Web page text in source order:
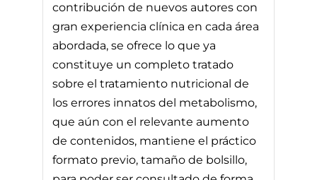
contribución de nuevos autores con
gran experiencia clínica en cada área
abordada, se ofrece lo que ya
constituye un completo tratado
sobre el tratamiento nutricional de
los errores innatos del metabolismo,
que aún con el relevante aumento
de contenidos, mantiene el práctico
formato previo, tamaño de bolsillo,